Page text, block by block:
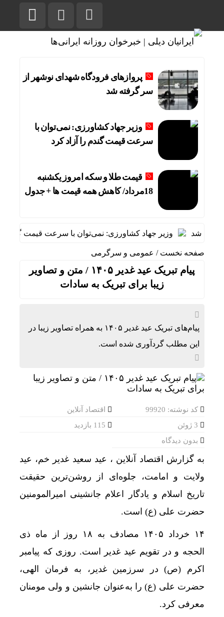
پروازهای فرودگاه شهدای نوشهر از
سر گرفته شد
وزیر جهاد کشاورزی: نمی‌توان با
سرعت قیمت گندم را آزاد کرد
قیمت طلا و سکه امروز یکشنبه
18مرداد/ کاهش همه قیمت ها + جدول
وزیر جهاد کشاورزی: نمی‌توان با سرعت قیمت گندم را آزاد
صفحه نخست / عمومی و سرگرمی
پیام تبریک عید غدیر ۱۴۰۵ / متن و تصاویر
زیبا برای تبریک به سادات
پیام‌های تبریک عید غدیر ۱۴۰۵ به همراه تصاویر زیبا در
این مطلب گردآوری شده است.
کد نوشته: 99920
اقتصاد آنلاین
بدون دیدگاه
به گزارش اقتصاد آنلاین ، عید سعید غدیر خم، عید
ولایت و امامت، جلوه‌ای از روشن‌ترین حقیقت
تاریخ اسلام و یادگار اعلام جانشینی امیرالمومنین
حضرت علی (ع) است.
۱۴ خرداد ۱۴۰۵ مصادف به ۱۸ روز از ماه ذی
الحجه و در تقویم عید غدیر است. روزی که پیامبر
اکرم (ص) در سرزمین غدیر، به فرمان الهی،
حضرت علی (ع) را به‌عنوان جانشین و ولی مومنان
معرفی کرد.